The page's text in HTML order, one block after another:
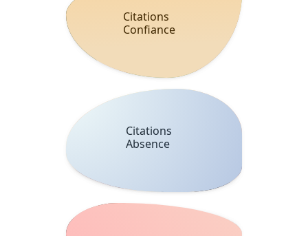
Citations
Confiance
Citations
Absence